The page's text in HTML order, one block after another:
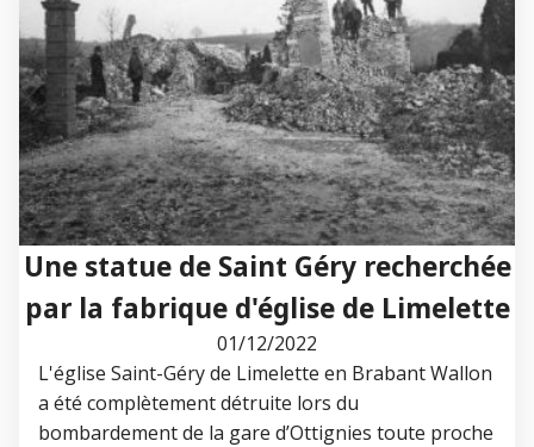
Une statue de Saint Géry recherchée
par la fabrique d'église de Limelette
01/12/2022
L'église Saint-Géry de Limelette en Brabant Wallon
a été complètement détruite lors du
bombardement de la gare d’Ottignies toute proche